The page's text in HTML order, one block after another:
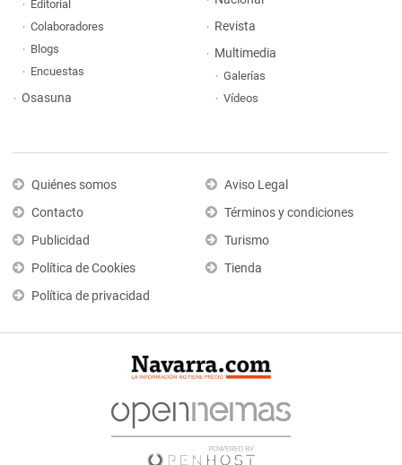
Editorial
Colaboradores
Blogs
Encuestas
Osasuna
Revista
Multimedia
Galerías
Vídeos
Quiénes somos
Contacto
Publicidad
Política de Cookies
Política de privacidad
Aviso Legal
Términos y condiciones
Turismo
Tienda